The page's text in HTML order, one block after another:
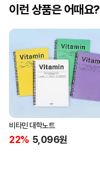
이런 상품은 어때요?
비타민 대학노트
22% 5,096원